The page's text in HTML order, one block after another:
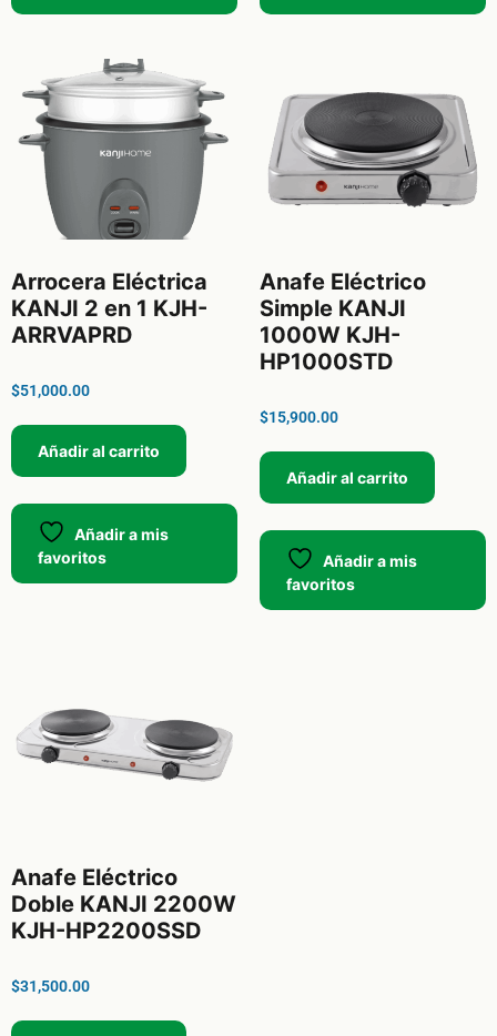
Arrocera Eléctrica
KANJI 2 en 1 KJH-
ARRVAPRD
$51,000.00
Añadir al carrito
Añadir a mis
favoritos
Anafe Eléctrico
Simple KANJI
1000W KJH-
HP1000STD
$15,900.00
Añadir al carrito
Añadir a mis
favoritos
Anafe Eléctrico
Doble KANJI 2200W
KJH-HP2200SSD
$31,500.00